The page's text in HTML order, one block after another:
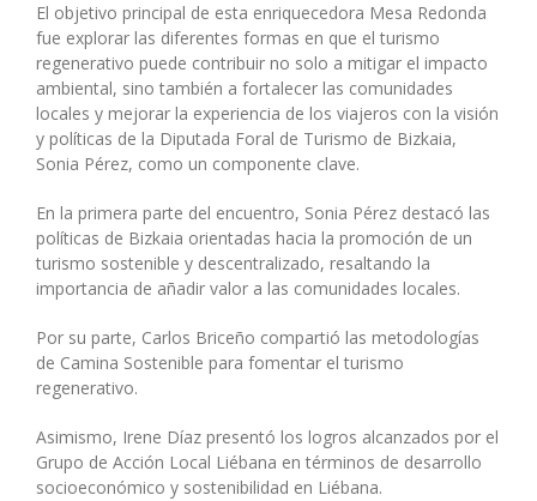
El objetivo principal de esta enriquecedora Mesa Redonda
fue explorar las diferentes formas en que el turismo
regenerativo puede contribuir no solo a mitigar el impacto
ambiental, sino también a fortalecer las comunidades
locales y mejorar la experiencia de los viajeros con la visión
y políticas de la Diputada Foral de Turismo de Bizkaia,
Sonia Pérez, como un componente clave.
En la primera parte del encuentro, Sonia Pérez destacó las
políticas de Bizkaia orientadas hacia la promoción de un
turismo sostenible y descentralizado, resaltando la
importancia de añadir valor a las comunidades locales.
Por su parte, Carlos Briceño compartió las metodologías
de Camina Sostenible para fomentar el turismo
regenerativo.
Asimismo, Irene Díaz presentó los logros alcanzados por el
Grupo de Acción Local Liébana en términos de desarrollo
socioeconómico y sostenibilidad en Liébana.